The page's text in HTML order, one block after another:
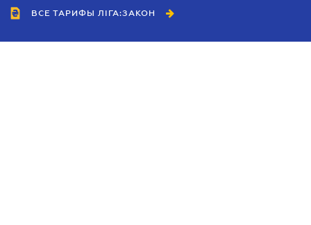
ВСЕ ТАРИФЫ ЛІГА:ЗАКОН